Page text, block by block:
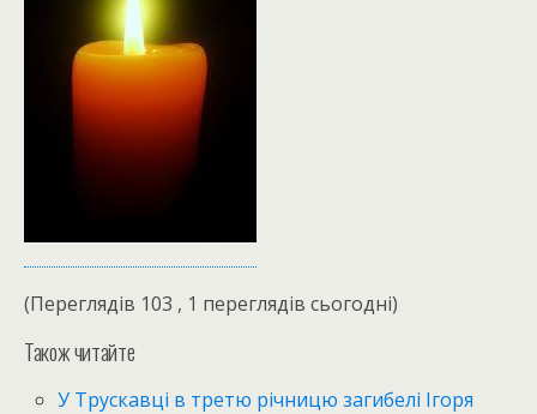
(Переглядів 103 , 1 переглядів сьогодні)
Також читайте
У Трускавці в третю річницю загибелі Ігоря